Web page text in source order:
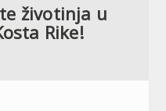
životinja u
Rike!